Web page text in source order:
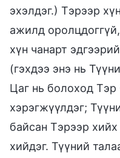
эхэлдэг.) Тэрээр
ажилд
хүн чанарт
(гэхдээ энэ нь
Цаг нь болоход
хэрэгжүүлдэг;
байсан Тэрээр
хийдэг. Түүний